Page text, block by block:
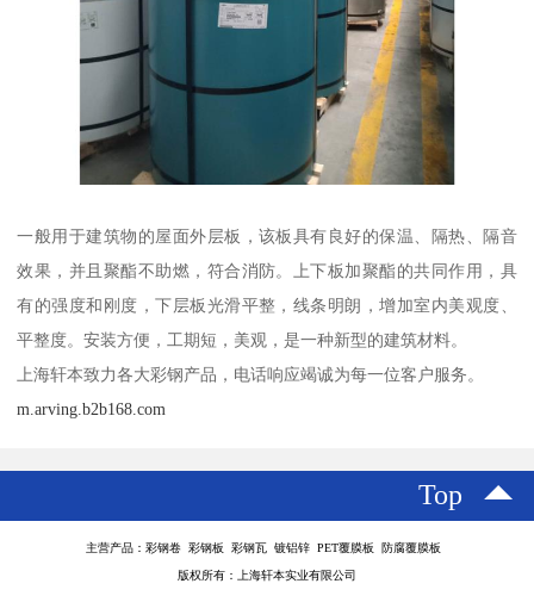
一般用于建筑物的屋面外层板，该板具有良好的保温、隔热、隔音
效果，并且聚酯不助燃，符合消防。上下板加聚酯的共同作用，具
有的强度和刚度，下层板光滑平整，线条明朗，增加室内美观度、
平整度。安装方便，工期短，美观，是一种新型的建筑材料。
上海轩本致力各大彩钢产品，电话响应竭诚为每一位客户服务。
m.arving.b2b168.com
Top
主营产品：彩钢卷 彩钢板 彩钢瓦 镀铝锌 PET覆膜板 防腐覆膜板
版权所有：上海轩本实业有限公司